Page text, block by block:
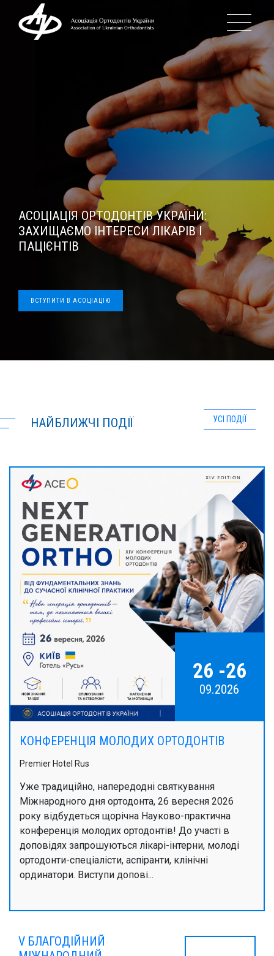
ПРО АСОЦІАЦІЮ
ІСТОРІЯ АОУ
КЕРІВНИЦТВО АОУ
БЛОГ
НОВИНИ
ЧЛЕНИ АОУ
АСОЦІАЦІЯ ОРТОДОНТІВ УКРАЇНИ:
ЗАХИЩАЄМО ІНТЕРЕСИ ЛІКАРІВ І
ПАЦІЄНТІВ
ВСТУПИТИ В АСОЦІАЦІЮ
НАЙБЛИЖЧІ ПОДІЇ УСІ ПОДІЇ
26 -26
09.2026
КОНФЕРЕНЦІЯ МОЛОДИХ ОРТОДОНТІВ
Premier Hotel Rus
Уже традиційно, напередодні святкування
Міжнародного дня ортодонта, 26 вересня 2026
року відбудеться щорічна Науково-практична
конференція молодих ортодонтів! До участі в
доповідях запрошуються лікарі-інтерни, молоді
ортодонти-спеціалісти, аспіранти, клінічні
ординатори. Виступи допові...
V БЛАГОДІЙНИЙ